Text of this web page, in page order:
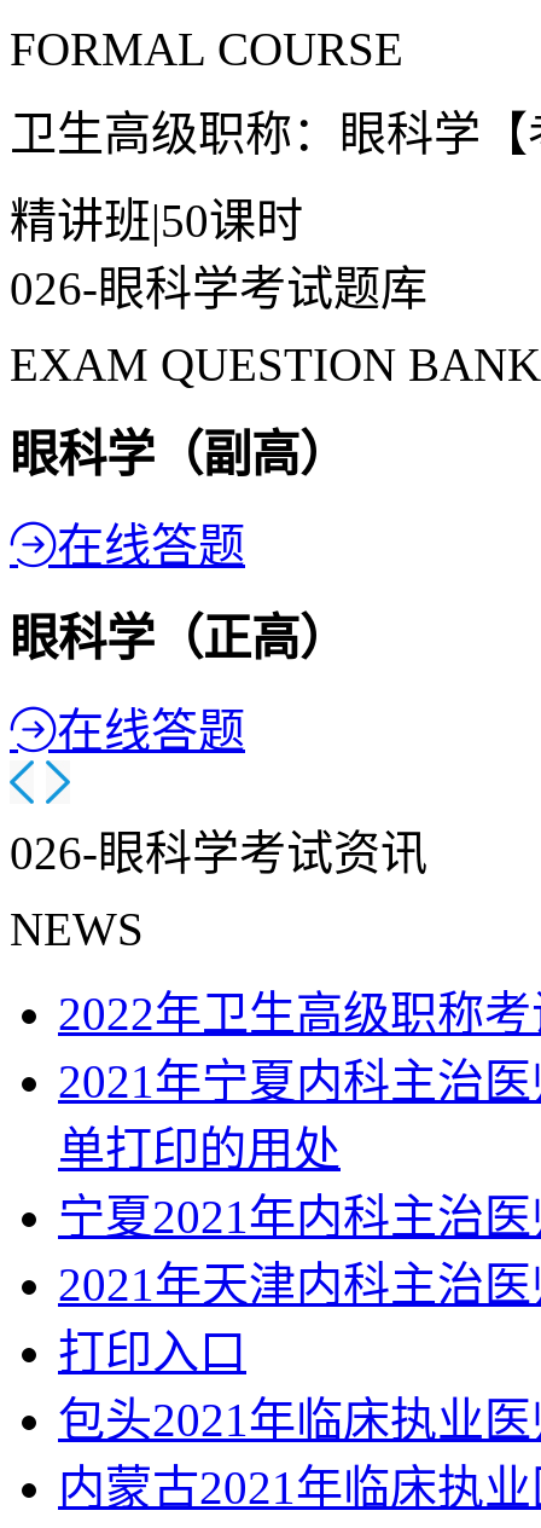
FORMAL COURSE
卫生高级职称：眼科学
精讲班|50课时
026-眼科学考试题库
EXAM QUESTION BANK
眼科学（副高）
在线答题
眼科学（正高）
在线答题
026-眼科学考试资讯
NEWS
2022年卫生高级职称
2021年宁夏内科主治
单打印的用处
宁夏2021年内科主治
2021年天津内科主治
打印入口
包头2021年临床执业
内蒙古2021年临床执